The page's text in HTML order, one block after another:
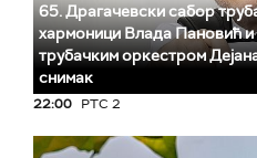
65. Драгачевски сабор
хармоници Влада Пановић
трубачким оркестром
снимак
22:00 РТС 2